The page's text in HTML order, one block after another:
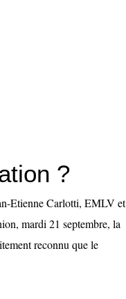
?
Etienne Carlotti, EMLV et
mardi 21 septembre, la
reconnu que le